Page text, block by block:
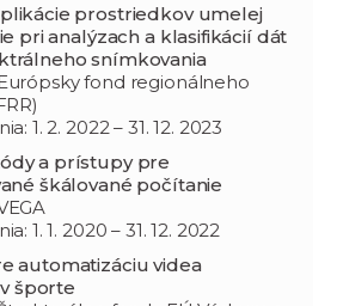
prostriedkov umelej
pri analýzach a klasifikácií dát
snímkovania
fond regionálneho
1. 2. 2022 – 31. 12. 2023
a prístupy pre
škálované počítanie
1. 1. 2020 – 31. 12. 2022
automatizáciu videa
športe